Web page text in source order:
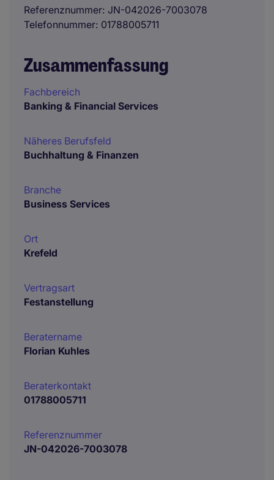
Referenznummer JN-042026-7003078
Telefonnummer 01788005711
Zusammenfassung
Fachbereich
Banking & Financial Services
Näheres Berufsfeld
Buchhaltung & Finanzen
Branche
Business Services
Ort
Krefeld
Vertragsart
Festanstellung
Beratername
Florian Kuhles
Beraterkontakt
01788005711
Referenznummer
JN-042026-7003078